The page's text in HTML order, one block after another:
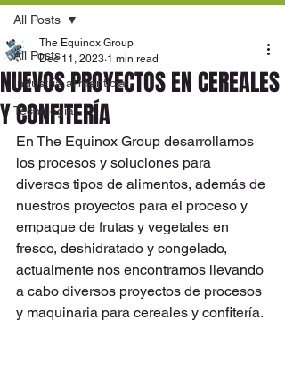
All Posts
Industria alimenticia
Tecnología
All Posts
NUEVOS PROYECTOS EN CEREALES
Y CONFITERÍA
The Equinox Group
Dec 11, 2023 1 min read
En The Equinox Group desarrollamos
los procesos y soluciones para
diversos tipos de alimentos, además de
nuestros proyectos para el proceso y
empaque de frutas y vegetales en
fresco, deshidratado y congelado,
actualmente nos encontramos llevando
a cabo diversos proyectos de procesos
y maquinaria para cereales y confitería.